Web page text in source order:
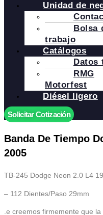
Unidad de
Bolsa
trabajo
Catálogos
Datos
RMG
Motorfest
Diésel ligero
Solicitar Cotización
Banda De Tiempo
2005
TB-245 Dodge Neon 2.0 L4
– 112 Dientes/Paso 29mm
.e creemos firmemente que